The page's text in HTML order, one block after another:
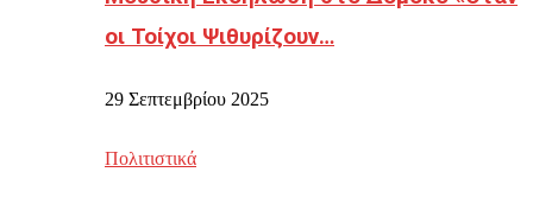
οι Τοίχοι Ψιθυρίζουν…
29 Σεπτεμβρίου 2025
Πολιτιστικά